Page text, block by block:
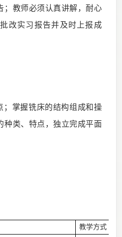
；教师必须认真讲解，耐心
改实习报告并及时上报成
；掌握铣床的结构组成和操
种类、特点，独立完成平面
教学方式